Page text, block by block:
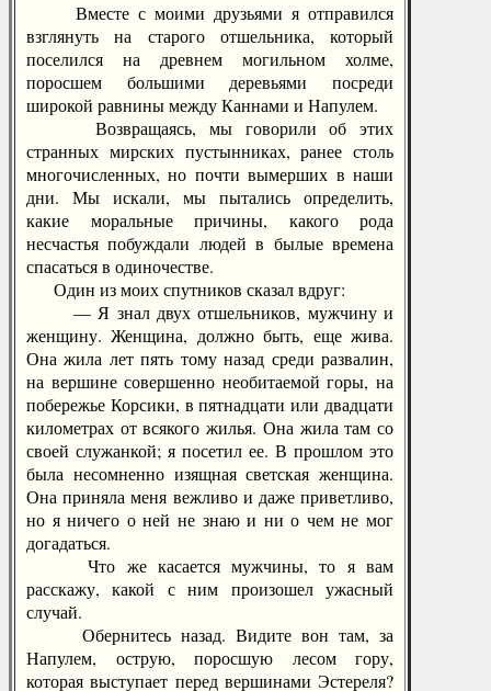
Вместе с моими друзьями я отправился
взглянуть на старого отшельника, который
поселился на древнем могильном холме,
поросшем большими деревьями посреди
широкой равнины между Каннами и Напулем.
Возвращаясь, мы говорили об этих
странных мирских пустынниках, ранее столь
многочисленных, но почти вымерших в наши
дни. Мы искали, мы пытались определить,
какие моральные причины, какого рода
несчастья побуждали людей в былые времена
спасаться в одиночестве.
Один из моих спутников сказал вдруг:
— Я знал двух отшельников, мужчину и
женщину. Женщина, должно быть, еще жива.
Она жила лет пять тому назад среди развалин,
на вершине совершенно необитаемой горы, на
побережье Корсики, в пятнадцати или двадцати
километрах от всякого жилья. Она жила там со
своей служанкой; я посетил ее. В прошлом это
была несомненно изящная светская женщина.
Она приняла меня вежливо и даже приветливо,
но я ничего о ней не знаю и ни о чем не мог
догадаться.
Что же касается мужчины, то я вам
расскажу, какой с ним произошел ужасный
случай.
Обернитесь назад. Видите вон там, за
Напулем, острую, поросшую лесом гору,
которая выступает перед вершинами Эстереля?